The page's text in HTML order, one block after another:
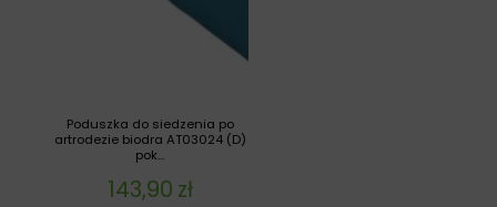
Poduszka do siedzenia po
artrodezie biodra AT03024 (D)
pok...
143,90 zł